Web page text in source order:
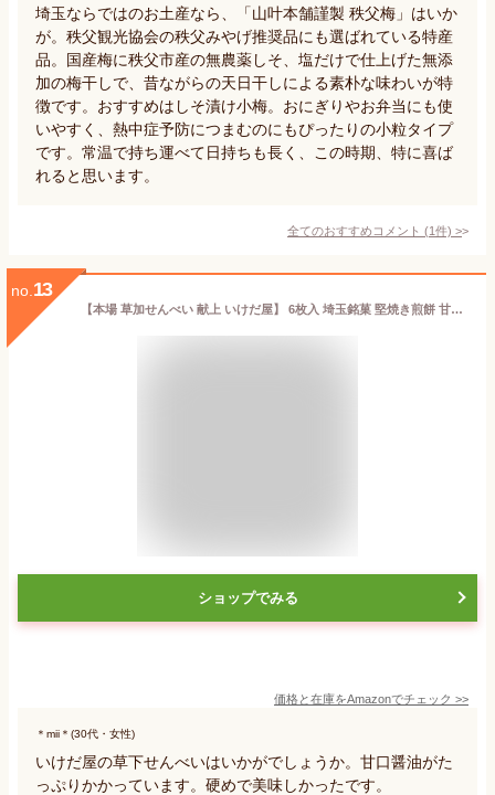
埼玉ならではのお土産なら、「山叶本舗謹製 秩父梅」はいか
が。秩父観光協会の秩父みやげ推奨品にも選ばれている特産
品。国産梅に秩父市産の無農薬しそ、塩だけで仕上げた無添
加の梅干しで、昔ながらの天日干しによる素朴な味わいが特
徴です。おすすめはしそ漬け小梅。おにぎりやお弁当にも使
いやすく、熱中症予防につまむのにもぴったりの小粒タイプ
です。常温で持ち運べて日持ちも長く、この時期、特に喜ば
れると思います。
全てのおすすめコメント (1件) >
no. 13
【本場 草加せんべい 献上 いけだ屋】 6枚入 埼玉銘菓 堅焼き煎餅 甘口醤油 米菓 和菓子 手土産 | 紙袋つき
ショップでみる
価格と在庫をAmazonでチェック >>
＊mii＊(30代・女性)
いけだ屋の草下せんべいはいかがでしょうか。甘口醤油がた
っぷりかかっています。硬めで美味しかったです。